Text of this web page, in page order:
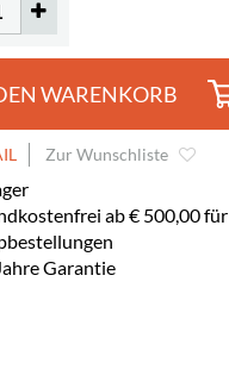
WARENKORB
Zur Wunschliste
ab € 500,00 für
Garantie